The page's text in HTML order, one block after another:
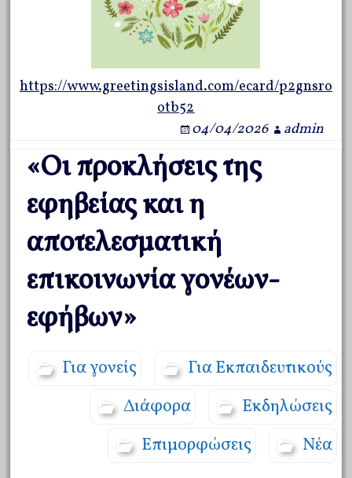
https://www.greetingsisland.com/ecard/p2gnsro
otb52
04/04/2026
admin
«Οι προκλήσεις της
εφηβείας και η
αποτελεσματική
επικοινωνία γονέων-
εφήβων»
Για γονείς
Για Εκπαιδευτικούς
Διάφορα
Εκδηλώσεις
Επιμορφώσεις
Νέα